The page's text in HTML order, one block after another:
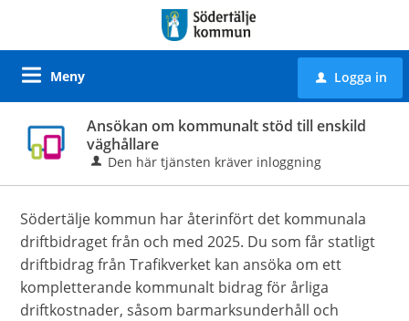
Meny u Logga in
Ansökan om kommunalt stöd till enskild
väghållare
Den här tjänsten kräver inloggning
Södertälje kommun har återinfört det kommunala
driftbidraget från och med 2025. Du som får statligt
driftbidrag från Trafikverket kan ansöka om ett
kompletterande kommunalt bidrag för årliga
driftkostnader, såsom barmarksunderhåll och